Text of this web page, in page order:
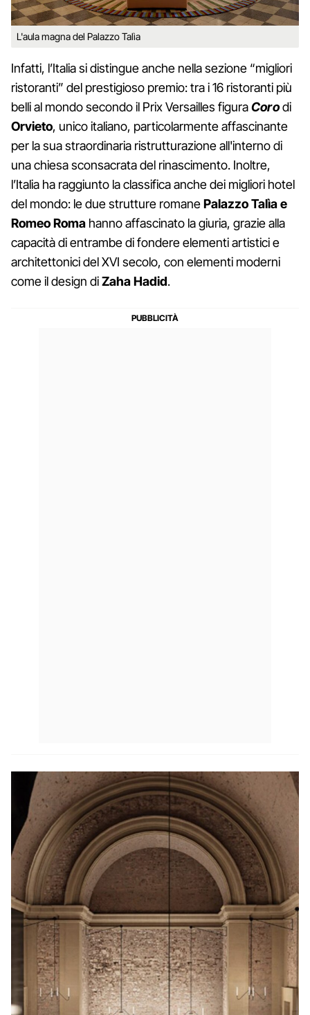
L'aula magna del Palazzo Talìa
Infatti, l’Italia si distingue anche nella sezione “migliori
ristoranti” del prestigioso premio: tra i 16 ristoranti più
belli al mondo secondo il Prix Versailles figuraCorodi
Orvieto, unico italiano, particolarmente affascinante
per la sua straordinaria ristrutturazione all'interno di
una chiesa sconsacrata del rinascimento. Inoltre,
l’Italia ha raggiunto la classifica anche dei migliori hotel
del mondo: le due strutture romanePalazzo Talìa e
Romeo Roma hanno affascinato la giuria, grazie alla
capacità di entrambe di fondere elementi artistici e
architettonici del XVI secolo, con elementi moderni
come il design diZaha Hadid.